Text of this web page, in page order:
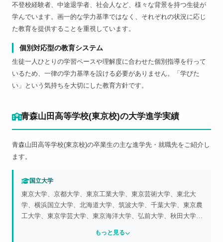
不登校経験者、中途退学者、社会人など、様々な背景を持つ生徒が
学んでいます。画一的な学力基準ではなく、それぞれの状況に応じ
た教育を提供することを重視しています。
個別対応型の教育システム
生徒一人ひとりの学習ペースや理解度に合わせた個別指導を行って
いるため、一律の学力基準を設ける必要がありません。「学びた
い」という気持ちを大切にした教育方針です。
青森山田高等学校(東京校)の大学進学実績
青森山田高等学校(東京校)の卒業生の主な進学先・就職先をご紹介し
ます。
国立大学
東京大学、京都大学、東京工業大学、東京芸術大学、東北大
学、横浜国立大学、北海道大学、筑波大学、千葉大学、東京農
工大学、東京学芸大学、東京海洋大学、弘前大学、秋田大学、
知大学、佐賀大学、釧路公立大学、青森公立大学、青森県立保
もっと見る